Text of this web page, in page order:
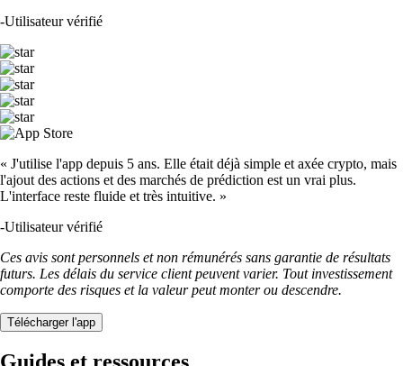
-Utilisateur vérifié
« J'utilise l'app depuis 5 ans. Elle était déjà simple et axée crypto, mais
l'ajout des actions et des marchés de prédiction est un vrai plus.
L'interface reste fluide et très intuitive. »
-Utilisateur vérifié
Ces avis sont personnels et non rémunérés sans garantie de résultats
futurs. Les délais du service client peuvent varier. Tout investissement
comporte des risques et la valeur peut monter ou descendre.
Télécharger l'app